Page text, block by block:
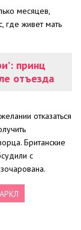
месяцев,
где живет мать
принц
отъезда
отказаться
Британские
с